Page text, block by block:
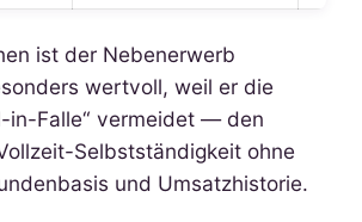
ist der Nebenerwerb
wertvoll, weil er die
in-Falle“ vermeidet — den
Selbstständigkeit ohne
und Umsatzhistorie.